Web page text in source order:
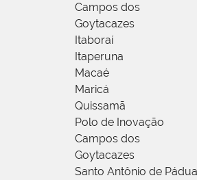
Campos dos
Goytacazes
Itaboraí
Itaperuna
Macaé
Maricá
Quissamã
Polo de Inovação
Campos dos
Goytacazes
Santo Antônio de Pádua